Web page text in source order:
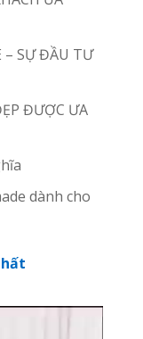
– SỰ ĐẦU TƯ
ĐƯỢC ƯA
dành cho